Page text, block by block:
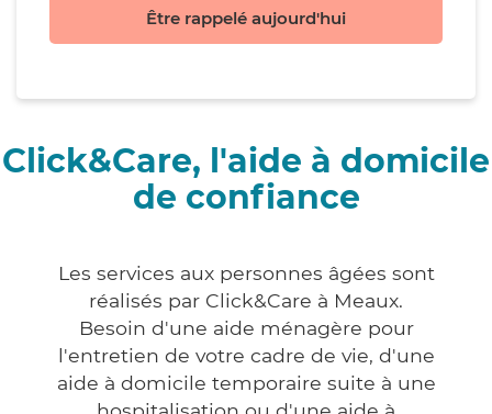
Être rappelé aujourd'hui
Click&Care, l'aide à domicile
de confiance
Les services aux personnes âgées sont
réalisés par Click&Care à Meaux.
Besoin d'une aide ménagère pour
l'entretien de votre cadre de vie, d'une
aide à domicile temporaire suite à une